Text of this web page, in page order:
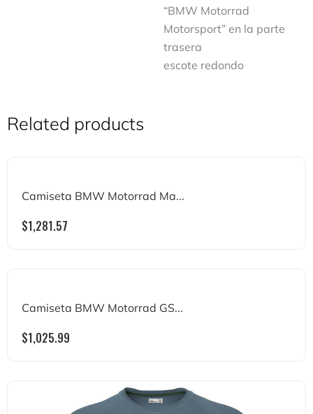
“BMW Motorrad
Motorsport” en la parte
trasera
escote redondo
Related products
Camiseta BMW Motorrad Ma...
$1,281.57
Camiseta BMW Motorrad GS...
$1,025.99